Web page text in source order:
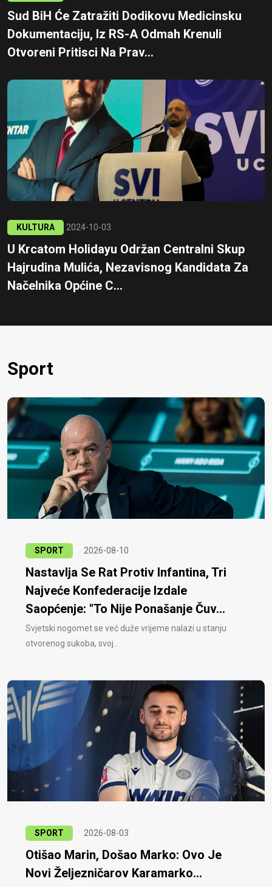
Sud BiH Će Zatražiti Dodikovu Medicinsku
Dokumentaciju, Iz RS-A Odmah Krenuli
Otvoreni Pritisci Na Prav...
KULTURA 2024-10-03
U Krcatom Holidayu Održan Centralni Skup
Hajrudina Mulića, Nezavisnog Kandidata Za
Načelnika Općine C...
Sport
SPORT 2026-08-10
Nastavlja Se Rat Protiv Infantina, Tri
Najveće Konfederacije Izdale
Saopćenje: "To Nije Ponašanje Čuv...
Svjetski nogomet se već duže vrijeme nalazi u stanju
otvorenog sukoba, svoj..
SPORT 2026-08-03
Otišao Marin, Došao Marko: Ovo Je
Novi Željezničarov Karamarko...